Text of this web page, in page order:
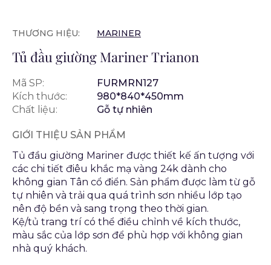
THƯƠNG HIỆU: MARINER
Tủ đầu giường Mariner Trianon
Mã SP:
FURMRN127
Kích thước:
980*840*450mm
Chất liệu:
Gỗ tự nhiên
GIỚI THIỆU SẢN PHẨM
Tủ đầu giường Mariner được thiết kế ấn tượng với
các chi tiết điêu khắc mạ vàng 24k dành cho
không gian Tân cổ điển. Sản phẩm được làm từ gỗ
tự nhiên và trải qua quá trình sơn nhiều lớp tạo
nên độ bền và sang trọng theo thời gian.
Kệ/tủ trang trí có thể điều chỉnh về kích thước,
màu sắc của lớp sơn để phù hợp với không gian
nhà quý khách.